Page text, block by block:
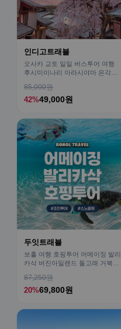
인디고트래블
오사카 교토 일일 버스투어 여행
후시미이나리 아라시야마 은각사
85,000원
42%49,000원
두잇트래블
보홀 여행 호핑투어 어메이징 발리
카삭 버진아일랜드 돌고래 거북이
87,250원
20%69,800원